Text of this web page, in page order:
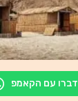
דברו עם הקאמפ